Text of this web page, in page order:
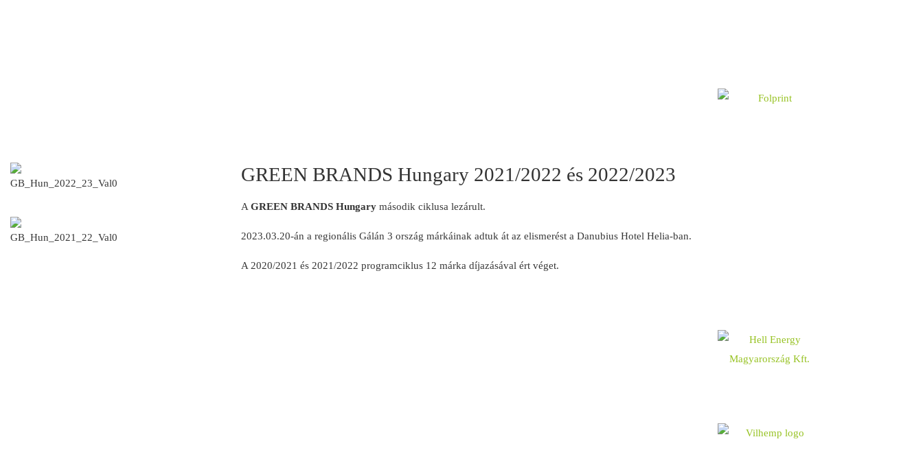
GREEN BRANDS Hungary 2021/2022 és 2022/2023
A GREEN BRANDS Hungary második ciklusa lezárult.
2023.03.20-án a regionális Gálán 3 ország márkáinak adtuk át az elismerést a Danubius Hotel Helia-ban.
A 2020/2021 és 2021/2022 programciklus 12 márka díjazásával ért véget.